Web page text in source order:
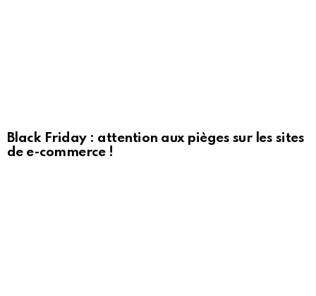
Black Friday : attention aux pièges sur les sites
de e-commerce !